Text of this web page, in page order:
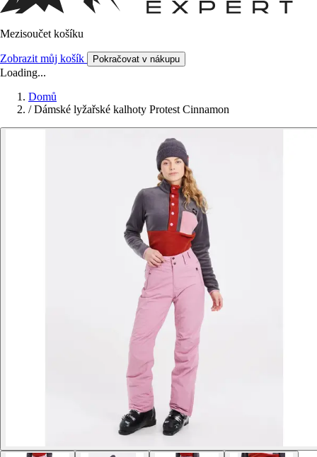
Mezisoučet košíku
Zobrazit můj košík Pokračovat v nákupu
Loading...
Domů
/ Dámské lyžařské kalhoty Protest Cinnamon